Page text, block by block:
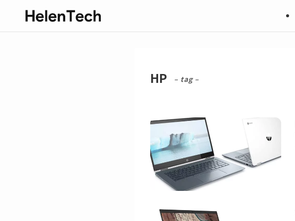
HP – tag –